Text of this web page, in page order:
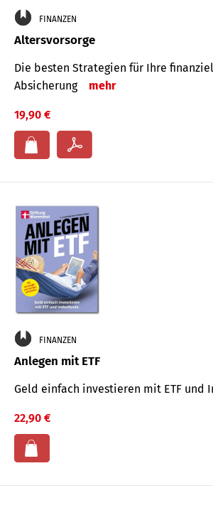
FINANZEN
Altersvorsorge
Die besten Strategien für Ihre
Absicherung
mehr
19,90 €
FINANZEN
Anlegen mit ETF
Geld einfach investieren mit ETF und
22,90 €